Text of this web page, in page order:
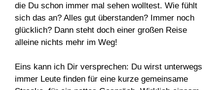
die Du schon immer mal sehen wolltest. Wie fühlt
sich das an? Alles gut überstanden? Immer noch
glücklich? Dann steht doch einer großen Reise
alleine nichts mehr im Weg!
Eins kann ich Dir versprechen: Du wirst unterwegs
immer Leute finden für eine kurze gemeinsame